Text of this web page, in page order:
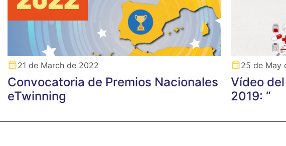
21 de March de 2022
Convocatoria de Premios Nacionales
eTwinning
25 de May
Vídeo
2019: “